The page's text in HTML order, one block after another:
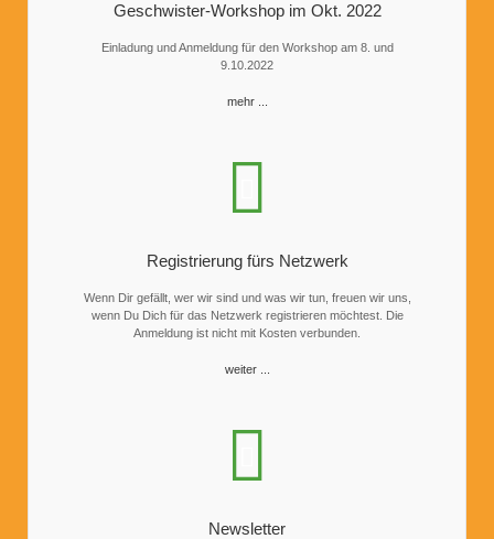
Geschwister-Workshop im Okt. 2022
Einladung und Anmeldung für den Workshop am 8. und
9.10.2022
mehr ...
Registrierung fürs Netzwerk
Wenn Dir gefällt, wer wir sind und was wir tun, freuen wir uns,
wenn Du Dich für das Netzwerk registrieren möchtest. Die
Anmeldung ist nicht mit Kosten verbunden.
weiter ...
Newsletter